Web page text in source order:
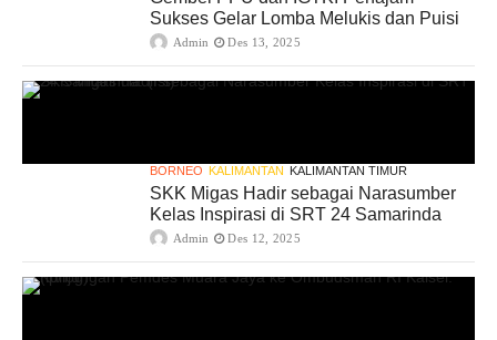
Sukses Gelar Lomba Melukis dan Puisi
Admin Des 13, 2025
BORNEO KALIMANTAN KALIMANTAN TIMUR
SKK Migas Hadir sebagai Narasumber
Kelas Inspirasi di SRT 24 Samarinda
Admin Des 12, 2025